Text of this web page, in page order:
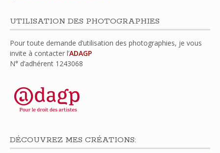
UTILISATION DES PHOTOGRAPHIES
Pour toute demande d’utilisation des photographies, je vous
invite à contacter l’ADAGP
N° d’adhérent 1243068
DÉCOUVREZ MES CRÉATIONS: